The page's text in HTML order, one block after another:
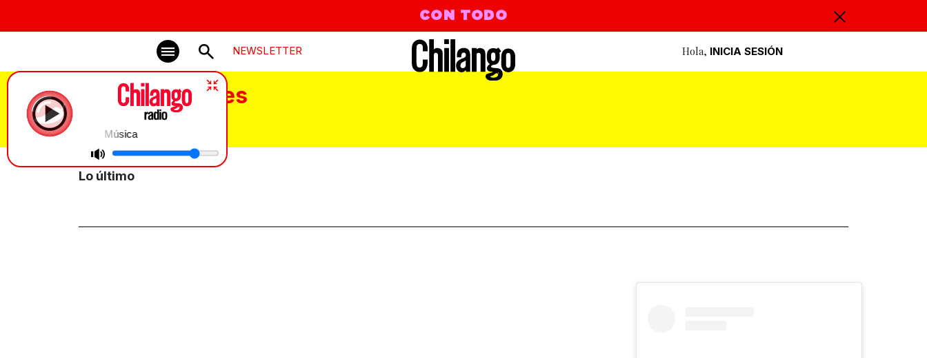
CON TODO
NEWSLETTER Hola, INICIA SESIÓN
Música
Rosca de Reyes
Lo último